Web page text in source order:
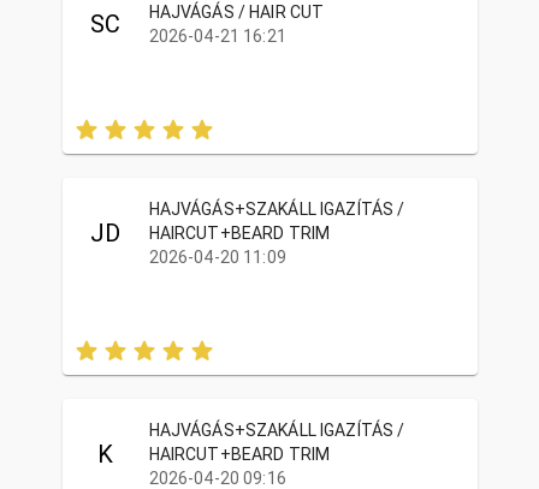
SC
HAJVÁGÁS / HAIR CUT
2026-04-21 16:21
JD
HAJVÁGÁS+SZAKÁLL IGAZÍTÁS /
HAIRCUT+BEARD TRIM
2026-04-20 11:09
K
HAJVÁGÁS+SZAKÁLL IGAZÍTÁS /
HAIRCUT+BEARD TRIM
2026-04-20 09:16